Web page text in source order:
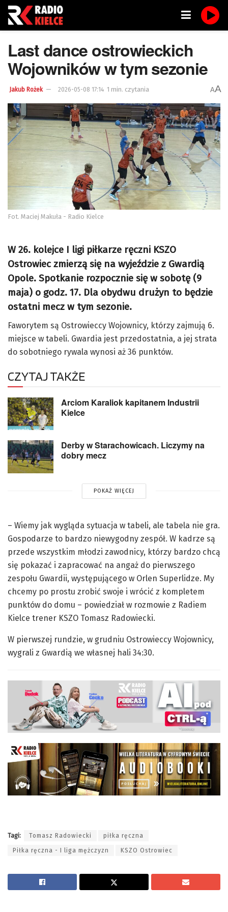
Last dance ostrowieckich
Wojowników w tym sezonie
Jakub Rożek 2026-05-08 17:14 1 min. czytania AA
Fot. Maciej Makuła - Radio Kielce
W 26. kolejce I ligi piłkarze ręczni KSZO
Ostrowiec zmierzą się na wyjeździe z Gwardią
Opole. Spotkanie rozpocznie się w sobotę (9
maja) o godz. 17. Dla obydwu drużyn to będzie
ostatni mecz w tym sezonie.
Faworytem są Ostrowieccy Wojownicy, którzy zajmują 6.
miejsce w tabeli. Gwardia jest przedostatnia, a jej strata
do sobotniego rywala wynosi aż 36 punktów.
CZYTAJ TAKŻE
Arciom Karaliok kapitanem Industrii
Kielce
Derby w Starachowicach. Liczymy na
dobry mecz
POKAŻ WIĘCEJ
– Wiemy jak wygląda sytuacja w tabeli, ale tabela nie gra.
Gospodarze to bardzo niewygodny zespół. W kadrze są
przede wszystkim młodzi zawodnicy, którzy bardzo chcą
się pokazać i zapracować na angaż do pierwszego
zespołu Gwardii, występującego w Orlen Superlidze. My
chcemy po prostu zrobić swoje i wrócić z kompletem
punktów do domu – powiedział w rozmowie z Radiem
Kielce trener KSZO Tomasz Radowiecki.
W pierwszej rundzie, w grudniu Ostrowieccy Wojownicy,
wygrali z Gwardią we własnej hali 34:30.
Tagi: Tomasz Radowiecki piłka ręczna
Piłka ręczna - I liga mężczyzn KSZO Ostrowiec